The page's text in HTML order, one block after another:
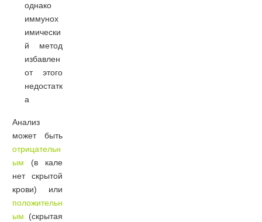
однако
иммунох
имически
й метод
избавлен
от этого
недостатк
а
Анализ
может быть
отрицательн
ым (в кале
нет скрытой
крови) или
положительн
ым (скрытая